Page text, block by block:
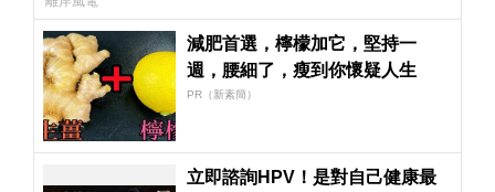
減肥首選，檸檬加它，堅持一
週，腰細了，瘦到你懷疑人生
PR（新素簡）
立即諮詢HPV！是對自己健康最